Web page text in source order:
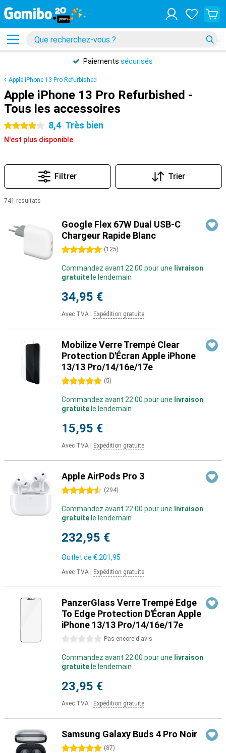
Paiements sécurisés
Apple iPhone 13 Pro Refurbished
Apple iPhone 13 Pro Refurbished -
Tous les accessoires
4 étoiles 8,4 Très bien
N'est plus disponible
Filtrer Trier
741 résultats
Google Flex 67W Dual USB-C
Chargeur Rapide Blanc
5 étoiles (125)
Commandez avant 22:00 pour une livraison
gratuite le lendemain
34,95 €
Avec TVA Expédition gratuite
Mobilize Verre Trempé Clear
Protection D'Écran Apple iPhone
13/13 Pro/14/16e/17e
5 étoiles (5)
Commandez avant 22:00 pour une livraison
gratuite le lendemain
15,95 €
Avec TVA Expédition gratuite
Apple AirPods Pro 3
4.5 étoiles (294)
Commandez avant 22:00 pour une livraison
gratuite le lendemain
232,95 €
Outlet de € 201,95
Avec TVA Expédition gratuite
PanzerGlass Verre Trempé Edge
To Edge Protection D'Écran Apple
iPhone 13/13 Pro/14/16e/17e
0 étoiles Pas encore d'avis
Commandez avant 22:00 pour une livraison
gratuite le lendemain
23,95 €
Avec TVA Expédition gratuite
Samsung Galaxy Buds 4 Pro Noir
5 étoiles (87)